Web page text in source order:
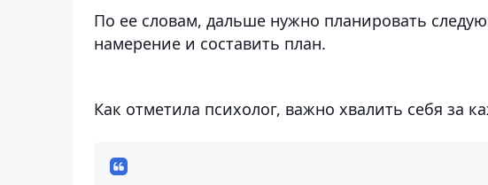
По ее словам, дальше нужно планировать
намерение и составить план.
Как отметила психолог, важно хвалить себя за